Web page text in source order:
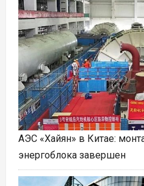
АЭС «Хайян» в Китае:
энергоблока завершен